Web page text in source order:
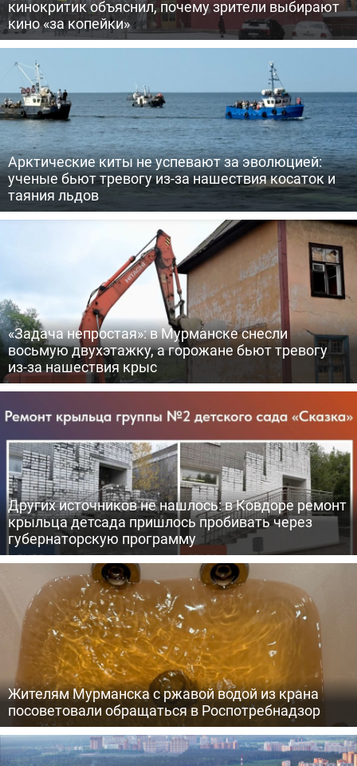
кинокритик объяснил, почему зрители выбирают
кино «за копейки»
Арктические киты не успевают за эволюцией:
ученые бьют тревогу из-за нашествия косаток и
таяния льдов
«Задача непростая»: в Мурманске снесли
восьмую двухэтажку, а горожане бьют тревогу
из-за нашествия крыс
Других источников не нашлось: в Ковдоре ремонт
крыльца детсада пришлось пробивать через
губернаторскую программу
Жителям Мурманска с ржавой водой из крана
посоветовали обращаться в Роспотребнадзор